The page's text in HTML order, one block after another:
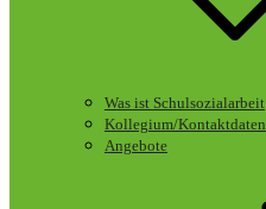
Was ist Schulsozialarbeit
Kollegium/Kontaktdaten
Angebote